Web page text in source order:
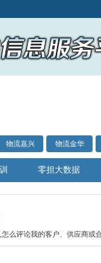
物流嘉兴 物流金华
零担大数据
么评论我的客户、供应商或